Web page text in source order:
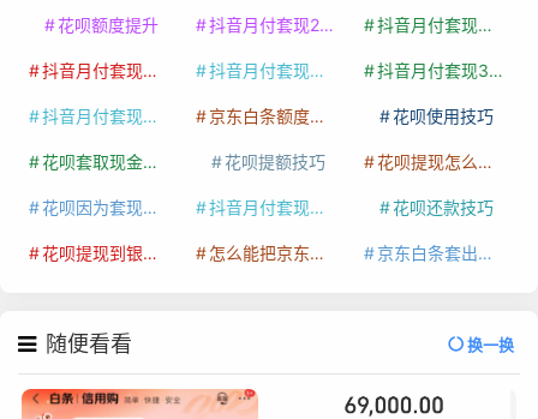
花呗额度提升 抖音月付套现24小时接单 抖音月付套现怎么套
抖音月付套现多少手续费 抖音月付套现商家有哪些 抖音月付套现30秒技巧
抖音月付套现最新方法 京东白条额度提升 花呗使用技巧
花呗套取现金最佳方法 花呗提额技巧 花呗提现怎么操作
花呗因为套现被限额了这种情况要多久才会好 抖音月付套现秒回100起 花呗还款技巧
花呗提现到银行卡 怎么能把京东白条额度钱套出来 京东白条套出来手续费多少
随便看看 换一换